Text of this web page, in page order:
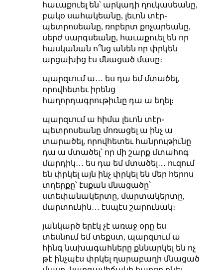
հաւաքուել են՝ արկադի ղուկասեանը,
բակօ սահակեանը, լեւոն տէր֊
պետրոսեանը, ռոբերտ քոչարեանը,
սերժ սարգսեանը, հաւաքուել են որ
հասկանան ո՞նց անեն որ փրկեն
արցախից էս մնացած մասը։
պարզւում ա… ես դա եմ մտածել,
որովհետեւ իրենց
հաղորդագրութիւնը դա ա եղել։
պարզւում ա հիմա լեւոն տէր֊
պետրոսեանը մոռացել ա ինչ ա
տարածել, որովհետեւ հանրութիւնը
դա ա մտածել՝ որ մի շարք մտահոգ
մարդիկ… ես դա եմ մտածել… ուզում
են փրկել այն ինչ փրկել են մեր հերոս
տղերքը՝ էսքան մնացածը՝
ստեփանակերտը, մարտակերտը,
մարտունին… էսպէս շարունակ։
յանկարծ երէկ չէ առաջ օրը ես
տեսնում եմ տեքստ, պարզւում ա
հինգ նախագահները քննարկել են ոչ
թէ ինչպէս փրկել ղարաբաղի մնացած